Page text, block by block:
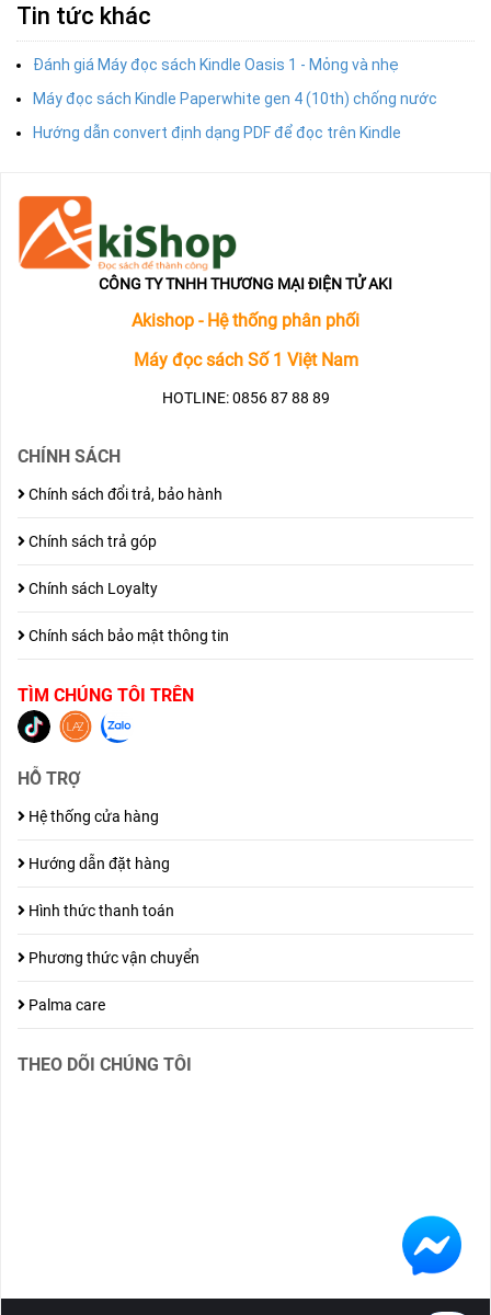
Tin tức khác
Đánh giá Máy đọc sách Kindle Oasis 1 - Mỏng và nhẹ
Máy đọc sách Kindle Paperwhite gen 4 (10th) chống nước
Hướng dẫn convert định dạng PDF để đọc trên Kindle
CÔNG TY TNHH THƯƠNG MẠI ĐIỆN TỬ AKI
Akishop - Hệ thống phân phối
Máy đọc sách Số 1 Việt Nam
HOTLINE: 0856 87 88 89
CHÍNH SÁCH
Chính sách đổi trả, bảo hành
Chính sách trả góp
Chính sách Loyalty
Chính sách bảo mật thông tin
TÌM CHÚNG TÔI TRÊN
HỖ TRỢ
Hệ thống cửa hàng
Hướng dẫn đặt hàng
Hình thức thanh toán
Phương thức vận chuyển
Palma care
THEO DÕI CHÚNG TÔI